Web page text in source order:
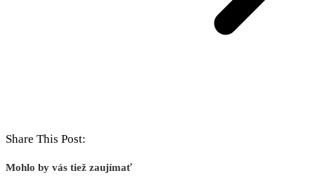
Share This Post:
Mohlo by vás tiež zaujímať